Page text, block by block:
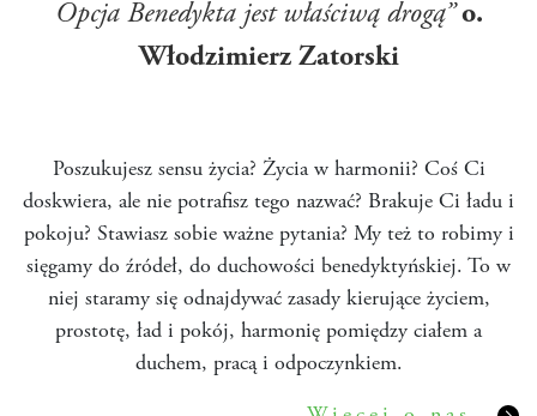
Opcja Benedykta jest właściwą drogą” o.
Włodzimierz Zatorski
Poszukujesz sensu życia? Życia w harmonii? Coś Ci
doskwiera, ale nie potrafisz tego nazwać? Brakuje Ci ładu i
pokoju? Stawiasz sobie ważne pytania? My też to robimy i
sięgamy do źródeł, do duchowości benedyktyńskiej. To w
niej staramy się odnajdywać zasady kierujące życiem,
prostotę, ład i pokój, harmonię pomiędzy ciałem a
duchem, pracą i odpoczynkiem.